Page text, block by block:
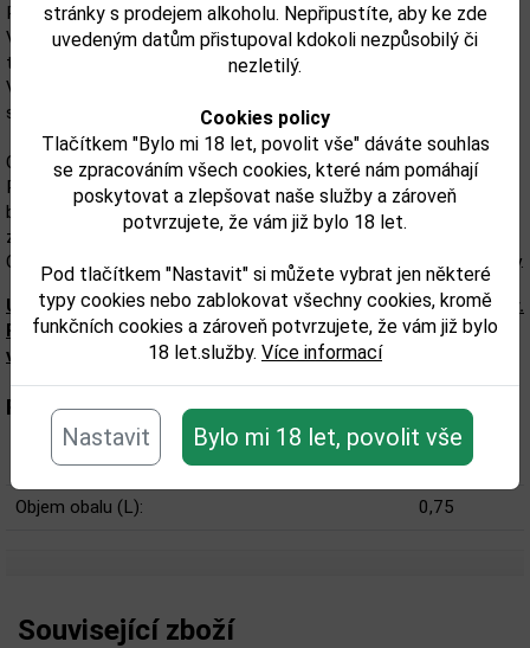
stránky s prodejem alkoholu. Nepřipustíte, aby ke zde
uvedeným datům přistupoval kdokoli nezpůsobilý či
nezletilý.
Cookies policy
Tlačítkem "Bylo mi 18 let, povolit vše" dáváte souhlas
se zpracováním všech cookies, které nám pomáhají
poskytovat a zlepšovat naše služby a zároveň
potvrzujete, že vám již bylo 18 let.
Pod tlačítkem "Nastavit" si můžete vybrat jen některé
typy cookies nebo zablokovat všechny cookies, kromě
funkčních cookies a zároveň potvrzujete, že vám již bylo
18 let.služby. Více informací
Nastavit Bylo mi 18 let, povolit vše
Původ a označení
Víno pochází z regionu AOC Champagne a vzniká klasickou
tradiční metodou, která vytváří typickou strukturu šampaňského.
Veuve Clicquot Arrow Paris Brut nese jasný původ a tím dává
spotřebiteli záruku autenticity.
Chuť a odrůdové složení
Profil je suchý a krémový, s pevnou strukturou a jemnými
bublinkami. Rulandské modré (Pinot Noir) přináší hloubku a tělo,
zatímco další odrůdy doplňují ovocnost a vyváženost. Veuve
Clicquot Arrow Paris Brut působí sofistikovaně a přitom přátelsky.
Upozorňujeme, že tento produkt může obsahovat alergeny.
Přesné složení a alergeny jsou k dispozici na obalu
výrobku. Zkontrolujte prosím před konzumací.
Parametry:
Obsah alkoholu obj. %: 12,5
Objem obalu (L): 0,75
Související zboží